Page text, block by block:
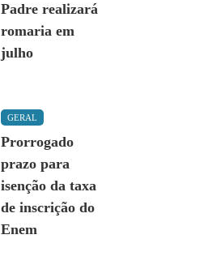
Padre realizará
romaria em
julho
GERAL
Prorrogado
prazo para
isenção da taxa
de inscrição do
Enem